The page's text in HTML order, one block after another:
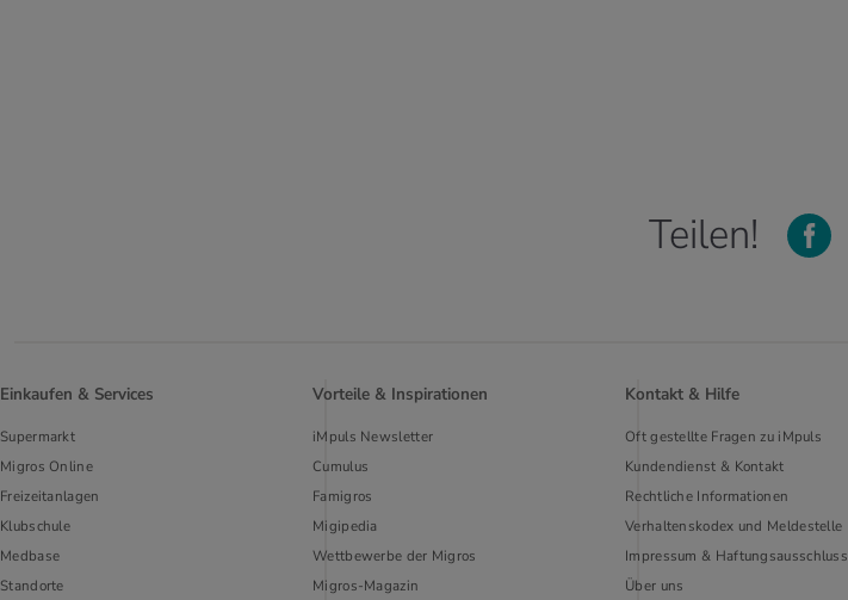
Teilen!
Einkaufen & Services
Supermarkt
Migros Online
Freizeitanlagen
Klubschule
Medbase
Standorte
Vorteile & Inspirationen
iMpuls Newsletter
Cumulus
Famigros
Migipedia
Wettbewerbe der Migros
Migros-Magazin
Kontakt & Hilfe
Oft gestellte Fragen zu iMpuls
Kundendienst & Kontakt
Rechtliche Informationen
Verhaltenskodex und Meldestelle
Impressum & Haftungsausschluss
Über uns